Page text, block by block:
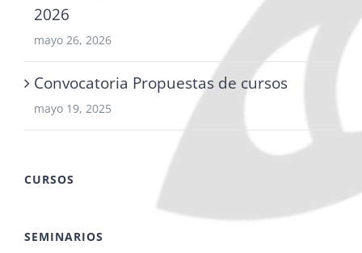
2026
mayo 26, 2026
Convocatoria Propuestas de cursos
mayo 19, 2025
CURSOS
SEMINARIOS